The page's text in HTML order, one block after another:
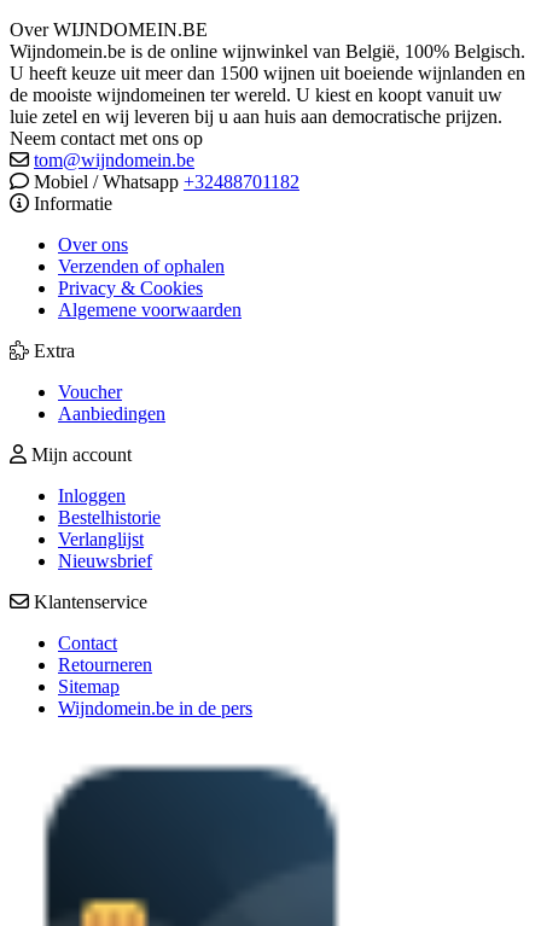
Over WIJNDOMEIN.BE
Wijndomein.be is de online wijnwinkel van België, 100% Belgisch.
U heeft keuze uit meer dan 1500 wijnen uit boeiende wijnlanden en
de mooiste wijndomeinen ter wereld. U kiest en koopt vanuit uw
luie zetel en wij leveren bij u aan huis aan democratische prijzen.
Neem contact met ons op
tom@wijndomein.be
Mobiel / Whatsapp +32488701182
Informatie
Over ons
Verzenden of ophalen
Privacy & Cookies
Algemene voorwaarden
Extra
Voucher
Aanbiedingen
Mijn account
Inloggen
Bestelhistorie
Verlanglijst
Nieuwsbrief
Klantenservice
Contact
Retourneren
Sitemap
Wijndomein.be in de pers